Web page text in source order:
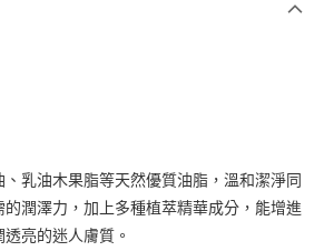
乳油木果脂等天然優質油脂，溫和潔淨同
的潤澤力，加上多種植萃精華成分，能增進
亮的迷人膚質。